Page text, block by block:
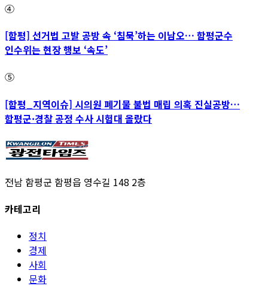
④
[함평] 선거법 고발 공방 속 ‘침묵’하는 이남오… 함평군수
인수위는 현장 행보 ‘속도’
⑤
[함평_지역이슈] 시의원 폐기물 불법 매립 의혹 진실공방…
함평군·경찰 공정 수사 시험대 올랐다
전남 함평군 함평읍 영수길 148 2층
카테고리
정치
경제
사회
문화